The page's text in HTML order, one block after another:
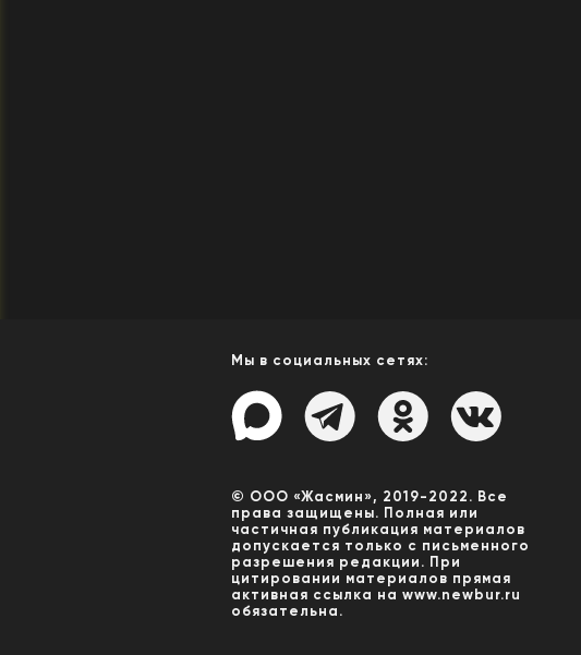
Мы в социальных сетях:
© ООО «Жасмин», 2019-2022. Все
права защищены. Полная или
частичная публикация материалов
допускается только с письменного
разрешения редакции. При
цитировании материалов прямая
активная ссылка на www.newbur.ru
обязательна.